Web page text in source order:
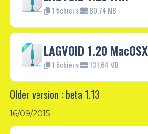
1 fichier·s 80.74 MB
LAGVOID 1.20 MacOSX
1 fichier·s 131.64 MB
Older version : beta 1.13
16/09/2015